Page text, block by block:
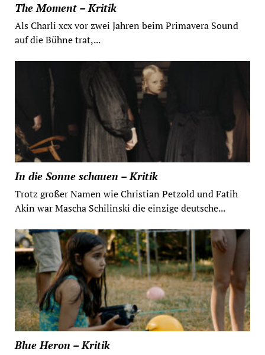
The Moment – Kritik
Als Charli xcx vor zwei Jahren beim Primavera Sound
auf die Bühne trat,...
In die Sonne schauen – Kritik
Trotz großer Namen wie Christian Petzold und Fatih
Akin war Mascha Schilinski die einzige deutsche...
Blue Heron – Kritik